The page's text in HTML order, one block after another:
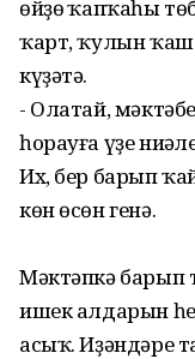
өйҙөң ҡапҡаһы
ҡарт, ҡулын ҡаш
күҙәтә.
- Олатай,
һорауға үҙе
Их, бер барып
көн өсөн генә.
Мәктәпкә
ишек алдарын
асыҡ. Иҙәндәре